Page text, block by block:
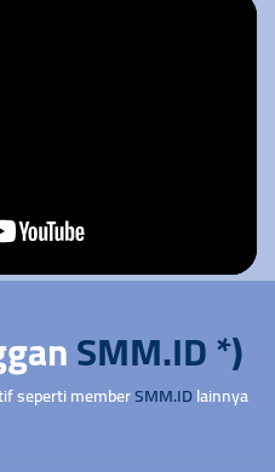
SMM.ID *)
seperti memberSMM.IDlainnya